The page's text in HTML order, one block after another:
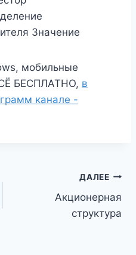
Значение
мобильные
БЕСПЛАТНО, в
канале -
ДАЛЕЕ
Акционерная
структура